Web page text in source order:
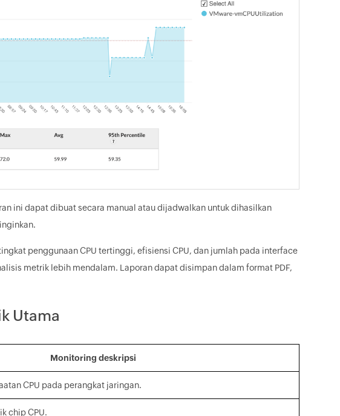
ini dapat dibuat secara manual atau dijadwalkan untuk dihasilkan
penggunaan CPU tertinggi, efisiensi CPU, dan jumlah pada interface
metrik lebih mendalam. Laporan dapat disimpan dalam format PDF,
Utama
Monitoring deskripsi
CPU pada perangkat jaringan.
chip CPU.